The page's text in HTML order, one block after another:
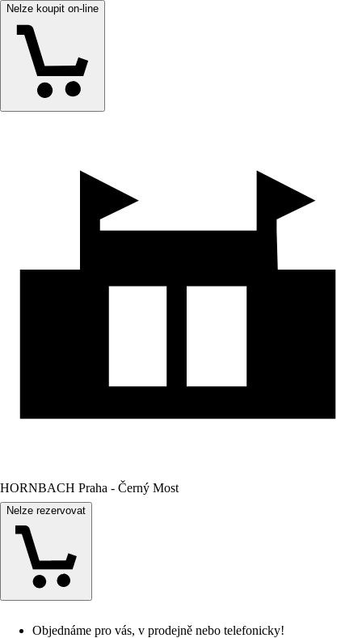
Nelze koupit on-line
HORNBACH Praha - Černý Most
Nelze rezervovat
Objednáme pro vás, v prodejně nebo telefonicky!